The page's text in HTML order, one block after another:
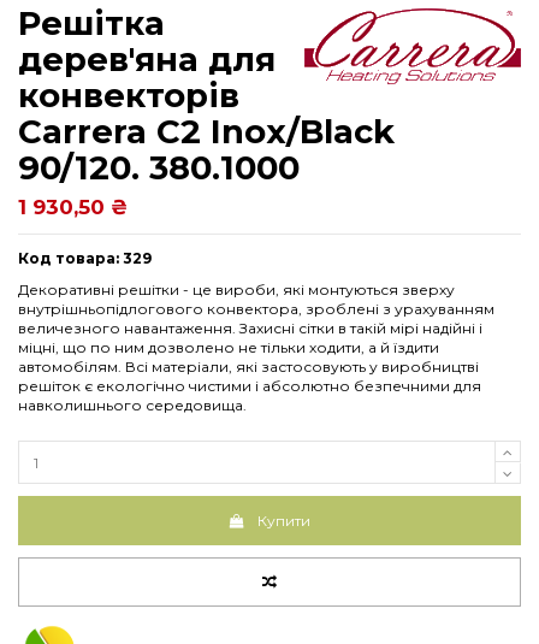
Решітка
дерев'яна для
конвекторів
Carrera С2 Inox/Black
90/120. 380.1000
1 930,50 ₴
Код товара: 329
Декоративні решітки - це вироби, які монтуються зверху
внутрішньопідлогового конвектора, зроблені з урахуванням
величезного навантаження. Захисні сітки в такій мірі надійні і
міцні, що по ним дозволено не тільки ходити, а й їздити
автомобілям. Всі матеріали, які застосовують у виробництві
решіток є екологічно чистими і абсолютно безпечними для
навколишнього середовища.
Купити